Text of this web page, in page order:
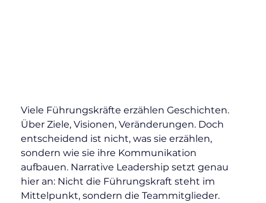
Viele Führungskräfte erzählen Geschichten.
Über Ziele, Visionen, Veränderungen. Doch
entscheidend ist nicht, was sie erzählen,
sondern wie sie ihre Kommunikation
aufbauen. Narrative Leadership setzt genau
hier an: Nicht die Führungskraft steht im
Mittelpunkt, sondern die Teammitglieder.